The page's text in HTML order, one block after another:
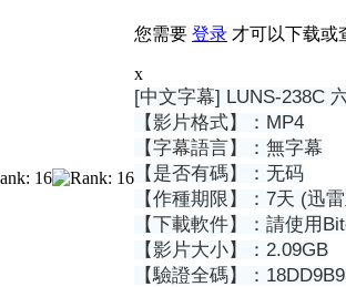
您需要 登录 才可以下载或
x
[中文字幕] LUNS-238C
【影片格式】：MP4
【字幕語言】：無字幕
【是否有碼】：无码
【作種期限】：7天 (迅
【下載軟件】：請使用
【影片大小】：2.09GB
【驗證全碼】：